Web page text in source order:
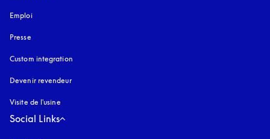
Emploi
Presse
Custom integration
Devenir revendeur
Visite de l'usine
Social Links